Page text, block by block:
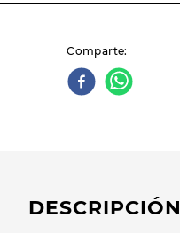
Comparte
DESCRIPCIÓN